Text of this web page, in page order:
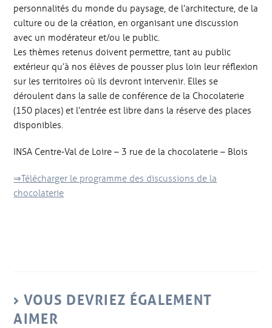
personnalités du monde du paysage, de l’architecture, de la
culture ou de la création, en organisant une discussion
avec un modérateur et/ou le public.
Les thèmes retenus doivent permettre, tant au public
extérieur qu’à nos élèves de pousser plus loin leur réflexion
sur les territoires où ils devront intervenir. Elles se
déroulent dans la salle de conférence de la Chocolaterie
(150 places) et l’entrée est libre dans la réserve des places
disponibles.
INSA Centre-Val de Loire – 3 rue de la chocolaterie – Blois
⇒Télécharger le programme des discussions de la
chocolaterie
VOUS DEVRIEZ ÉGALEMENT
AIMER